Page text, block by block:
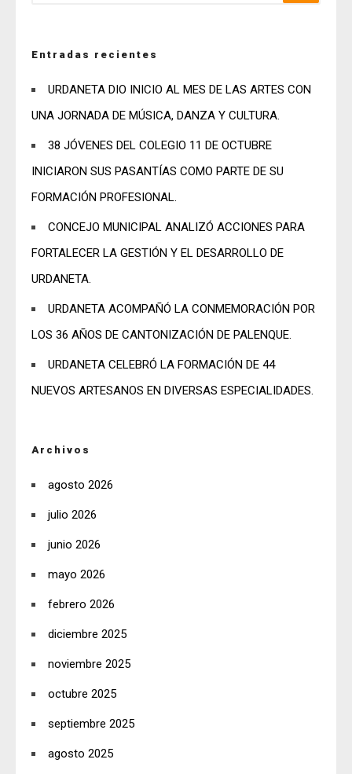
Entradas recientes
URDANETA DIO INICIO AL MES DE LAS ARTES CON
UNA JORNADA DE MÚSICA, DANZA Y CULTURA.
38 JÓVENES DEL COLEGIO 11 DE OCTUBRE
INICIARON SUS PASANTÍAS COMO PARTE DE SU
FORMACIÓN PROFESIONAL.
CONCEJO MUNICIPAL ANALIZÓ ACCIONES PARA
FORTALECER LA GESTIÓN Y EL DESARROLLO DE
URDANETA.
URDANETA ACOMPAÑÓ LA CONMEMORACIÓN POR
LOS 36 AÑOS DE CANTONIZACIÓN DE PALENQUE.
URDANETA CELEBRÓ LA FORMACIÓN DE 44
NUEVOS ARTESANOS EN DIVERSAS ESPECIALIDADES.
Archivos
agosto 2026
julio 2026
junio 2026
mayo 2026
febrero 2026
diciembre 2025
noviembre 2025
octubre 2025
septiembre 2025
agosto 2025